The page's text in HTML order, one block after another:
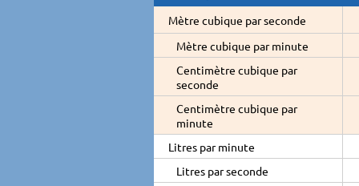
Mètre cubique par seconde
Mètre cubique par minute
Centimètre cubique par
seconde
Centimètre cubique par
minute
Litres par minute
Litres par seconde